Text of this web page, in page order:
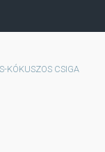
KÓKUSZOS CSIGA